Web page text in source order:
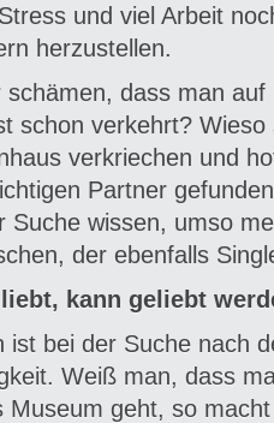
und viel Arbeit
herzustellen.
schämen, dass man
schon verkehrt?
verkriechen und
Partner
Suche wissen, umso
der ebenfalls
kann geliebt
ist bei der Suche nach
Weiß man, dass
Museum geht, so